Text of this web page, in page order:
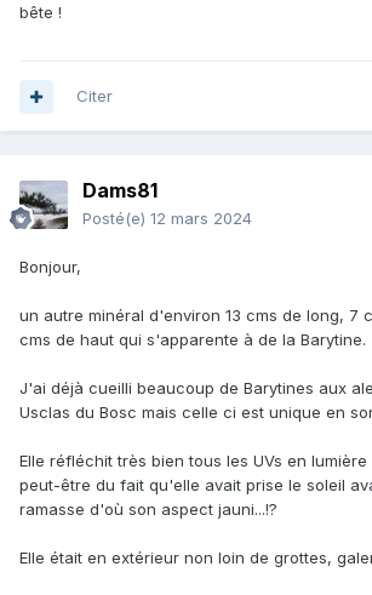
bête !
Citer
Dams81
Posté(e) 12 mars 2024
Bonjour,
un autre minéral d'environ 13 cms de long, 7
cms de haut qui s'apparente à de la Barytine.
J'ai déjà cueilli beaucoup de Barytines aux
Usclas du Bosc mais celle ci est unique en
Elle réfléchit très bien tous les UVs en
peut-être du fait qu'elle avait prise le soleil
ramasse d'où son aspect jauni...!?
Elle était en extérieur non loin de grottes,